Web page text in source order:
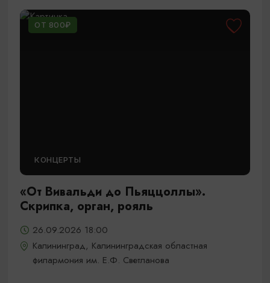
ОТ 800₽
КОНЦЕРТЫ
«От Вивальди до Пьяццоллы».
Скрипка, орган, рояль
26.09.2026 18:00
Калининград, Калининградская областная
филармония им. Е.Ф. Светланова